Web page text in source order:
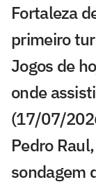
Fortaleza
primeiro
Jogos de
onde
(17/07/
Pedro
sondagem